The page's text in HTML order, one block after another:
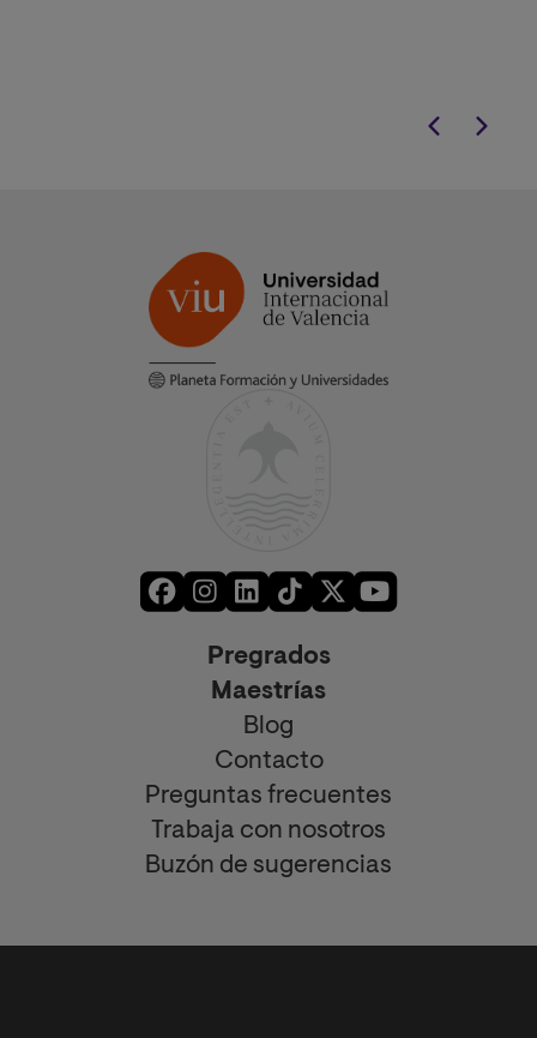
Pregrados
Maestrías
Blog
Contacto
Preguntas frecuentes
Trabaja con nosotros
Buzón de sugerencias